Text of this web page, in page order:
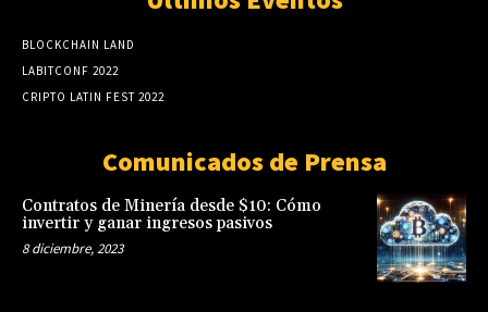
BLOCKCHAIN LAND
LABITCONF 2022
CRIPTO LATIN FEST 2022
Comunicados de Prensa
Contratos de Minería desde $10: Cómo
invertir y ganar ingresos pasivos
8 diciembre, 2023